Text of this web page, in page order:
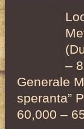
–
Generale
speranta”
60,000 –